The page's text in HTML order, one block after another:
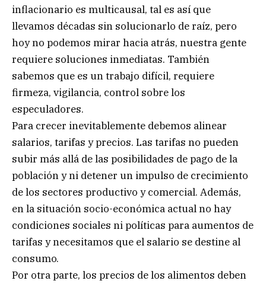
inflacionario es multicausal, tal es así que
llevamos décadas sin solucionarlo de raíz, pero
hoy no podemos mirar hacia atrás, nuestra gente
requiere soluciones inmediatas. También
sabemos que es un trabajo difícil, requiere
firmeza, vigilancia, control sobre los
especuladores.
Para crecer inevitablemente debemos alinear
salarios, tarifas y precios. Las tarifas no pueden
subir más allá de las posibilidades de pago de la
población y ni detener un impulso de crecimiento
de los sectores productivo y comercial. Además,
en la situación socio-económica actual no hay
condiciones sociales ni políticas para aumentos de
tarifas y necesitamos que el salario se destine al
consumo.
Por otra parte, los precios de los alimentos deben